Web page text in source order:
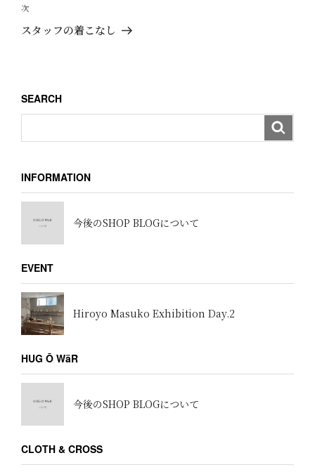
ビ
ゲ
ン
投
稿
次
の
次
スタッフの着こなし
SEARCH
INFORMATION
今後のSHOP BLOGについて
EVENT
Hiroyo Masuko Exhibition Day.2
HUG Ō WäR
今後のSHOP BLOGについて
CLOTH & CROSS